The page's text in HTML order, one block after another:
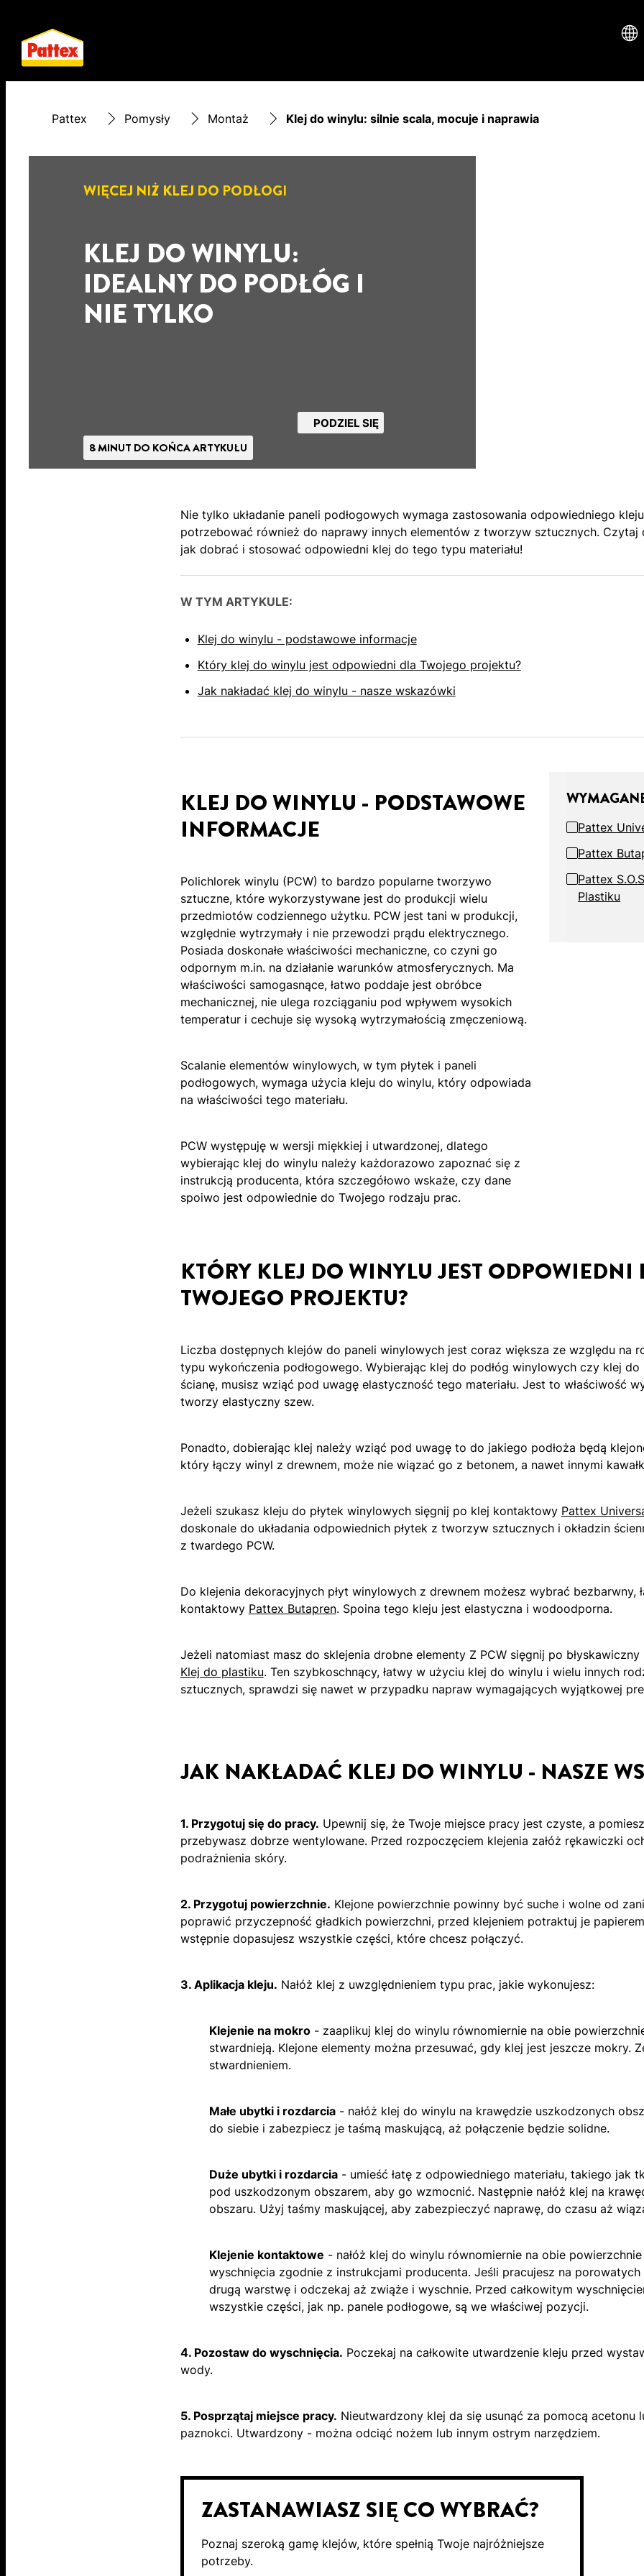
Pattex Pomysły Montaż Klej do winylu: silnie scala, mocuje i naprawia
WIĘCEJ NIŻ KLEJ DO PODŁOGI
KLEJ DO WINYLU:
IDEALNY DO PODŁÓG I
NIE TYLKO
8 MINUT DO KOŃCA ARTYKUŁU
PODZIEL SIĘ
Nie tylko układanie paneli podłogowych wymaga zastosowania odpowiedniego
potrzebować również do naprawy innych elementów z tworzyw sztucznych. Czytaj
jak dobrać i stosować odpowiedni klej do tego typu materiału!
W TYM ARTYKULE:
Klej do winylu - podstawowe informacje
Który klej do winylu jest odpowiedni dla Twojego projektu?
Jak nakładać klej do winylu - nasze wskazówki
KLEJ DO WINYLU - PODSTAWOWE
INFORMACJE
Polichlorek winylu (PCW) to bardzo popularne tworzywo
sztuczne, które wykorzystywane jest do produkcji wielu
przedmiotów codziennego użytku. PCW jest tani w produkcji,
względnie wytrzymały i nie przewodzi prądu elektrycznego.
Posiada doskonałe właściwości mechaniczne, co czyni go
odpornym m.in. na działanie warunków atmosferycznych. Ma
właściwości samogasnące, łatwo poddaje jest obróbce
mechanicznej, nie ulega rozciąganiu pod wpływem wysokich
temperatur i cechuje się wysoką wytrzymałością zmęczeniową.
Scalanie elementów winylowych, w tym płytek i paneli
podłogowych, wymaga użycia kleju do winylu, który odpowiada
na właściwości tego materiału.
PCW występuję w wersji miękkiej i utwardzonej, dlatego
wybierając klej do winylu należy każdorazowo zapoznać się z
instrukcją producenta, która szczegółowo wskaże, czy dane
spoiwo jest odpowiednie do Twojego rodzaju prac.
Pattex
Pattex
Pattex
Plastiku
KTÓRY KLEJ DO WINYLU JEST ODPOWIEDNI
TWOJEGO PROJEKTU?
Liczba dostępnych klejów do paneli winylowych jest coraz większa ze względu na
typu wykończenia podłogowego. Wybierając klej do podłóg winylowych czy klej
ścianę, musisz wziąć pod uwagę elastyczność tego materiału. Jest to właściwość
tworzy elastyczny szew.
Ponadto, dobierając klej należy wziąć pod uwagę to do jakiego podłoża będą
który łączy winyl z drewnem, może nie wiązać go z betonem, a nawet innymi
Jeżeli szukasz kleju do płytek winylowych sięgnij po klej kontaktowy Pattex
doskonale do układania odpowiednich płytek z tworzyw sztucznych i okładzin
z twardego PCW.
Do klejenia dekoracyjnych płyt winylowych z drewnem możesz wybrać bezbarwny,
kontaktowy Pattex Butapren. Spoina tego kleju jest elastyczna i wodoodporna.
Jeżeli natomiast masz do sklejenia drobne elementy Z PCW sięgnij po
Klej do plastiku. Ten szybkoschnący, łatwy w użyciu klej do winylu i wielu innych
sztucznych, sprawdzi się nawet w przypadku napraw wymagających wyjątkowej
JAK NAKŁADAĆ KLEJ DO WINYLU - NASZE
1. Przygotuj się do pracy. Upewnij się, że Twoje miejsce pracy jest czyste, a
przebywasz dobrze wentylowane. Przed rozpoczęciem klejenia załóż rękawiczki
podrażnienia skóry.
2. Przygotuj powierzchnie. Klejone powierzchnie powinny być suche i wolne od
poprawić przyczepność gładkich powierzchni, przed klejeniem potraktuj je
wstępnie dopasujesz wszystkie części, które chcesz połączyć.
3. Aplikacja kleju. Nałóż klej z uwzględnieniem typu prac, jakie wykonujesz:
Klejenie na mokro- zaaplikuj klej do winylu równomiernie na obie
stwardnieją. Klejone elementy można przesuwać, gdy klej jest jeszcze mokry.
stwardnieniem.
Małe ubytki i rozdarcia- nałóż klej do winylu na krawędzie uszkodzonych
do siebie i zabezpiecz je taśmą maskującą, aż połączenie będzie solidne.
Duże ubytki i rozdarcia- umieść łatę z odpowiedniego materiału, takiego jak
pod uszkodzonym obszarem, aby go wzmocnić. Następnie nałóż klej na
obszaru. Użyj taśmy maskującej, aby zabezpieczyć naprawę, do czasu aż
Klejenie kontaktowe - nałóż klej do winylu równomiernie na obie
wyschnięcia zgodnie z instrukcjami producenta. Jeśli pracujesz na porowatych
drugą warstwę i odczekaj aż zwiąże i wyschnie. Przed całkowitym
wszystkie części, jak np. panele podłogowe, są we właściwej pozycji.
4. Pozostaw do wyschnięcia. Poczekaj na całkowite utwardzenie kleju przed
wody.
5. Posprzątaj miejsce pracy. Nieutwardzony klej da się usunąć za pomocą acetonu
paznokci. Utwardzony - można odciąć nożem lub innym ostrym narzędziem.
ZASTANAWIASZ SIĘ CO WYBRAĆ?
Poznaj szeroką gamę klejów, które spełnią Twoje najróżniejsze
potrzeby.